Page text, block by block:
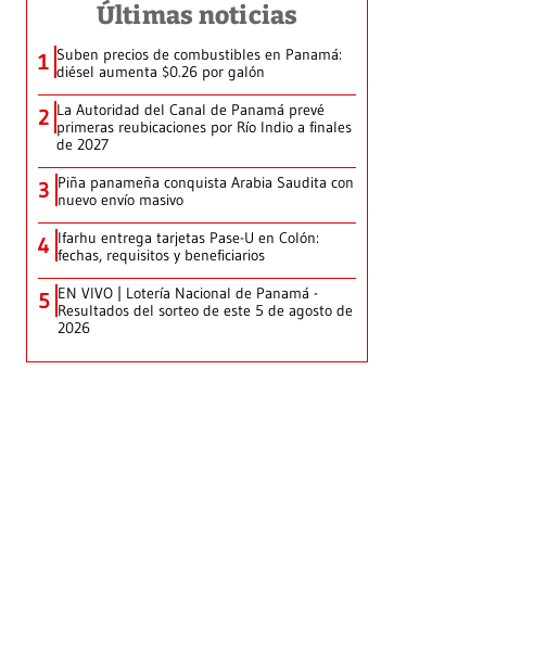
Últimas noticias
1 Suben precios de combustibles en Panamá:
diésel aumenta $0.26 por galón
2 La Autoridad del Canal de Panamá prevé
primeras reubicaciones por Río Indio a finales
de 2027
3 Piña panameña conquista Arabia Saudita con
nuevo envío masivo
4 Ifarhu entrega tarjetas Pase-U en Colón:
fechas, requisitos y beneficiarios
5 EN VIVO | Lotería Nacional de Panamá -
Resultados del sorteo de este 5 de agosto de
2026